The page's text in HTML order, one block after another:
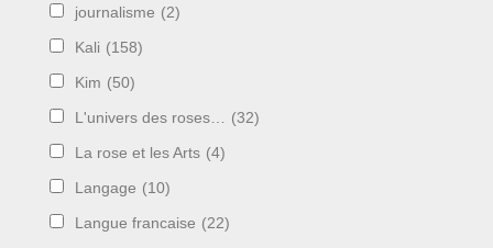
journalisme (2)
Kali (158)
Kim (50)
L'univers des roses… (32)
La rose et les Arts (4)
Langage (10)
Langue francaise (22)